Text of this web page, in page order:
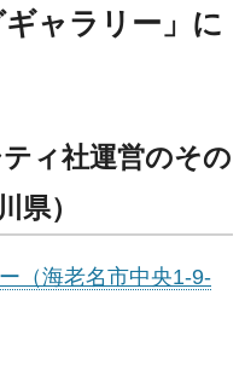
ャラリー」に
ィ社運営のその
県）
（海老名市中央1-9-